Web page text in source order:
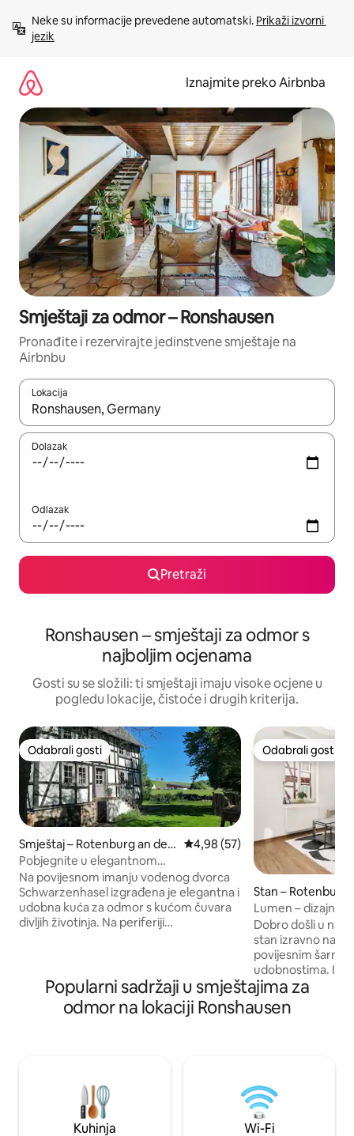
sadržaj
Neke su informacije prevedene automatski. Prikaži izvorni
jezik
Iznajmite preko Airbnba
Smještaji za odmor – Ronshausen
Pronađite i rezervirajte jedinstvene smještaje na
Airbnbu
Lokacija
Kada budu dostupni rezultati, moći ćete ih pregledati
Dolazak
Odlazak
Pretraži
Ronshausen – smještaji za odmor s
najboljim ocjenama
Gosti su se složili: ti smještaji imaju visoke ocjene u
pogledu lokacije, čistoće i drugih kriterija.
Odabrali gosti
Odabrali gosti
Smještaj – Rotenburg an der
Fulda
Prosječna ocjena: 4,98/5,
4,98 (57)
Pobjegnite u elegantnom
„Wildhüterhausu” 2 - 10 osoba.
Na povijesnom imanju vodenog dvorca
Schwarzenhasel izgrađena je elegantna i
udobna kuća za odmor s kućom čuvara
divljih životinja. Na periferiji
jedinstvenom okruženju stoljetnog
dvorca na vodi. Bilo da se radi o
planinarenju, vožnji biciklom, veslanju ili
Odabrali gosti
Odabrali gosti
Stan – Rotenburg
Lumen –
PS5 – balkon
Dobro došli u naš
stan izravno na
povijesnim
udobnostima. Idealno opremljeno: →
Mali sunčani
pametni TV +
sustav → Potpuno
da se radi o
ili šetnji starim
Popularni sadržaji u smještajima za
odmor na lokaciji Ronshausen
Kuhinja Wi-Fi